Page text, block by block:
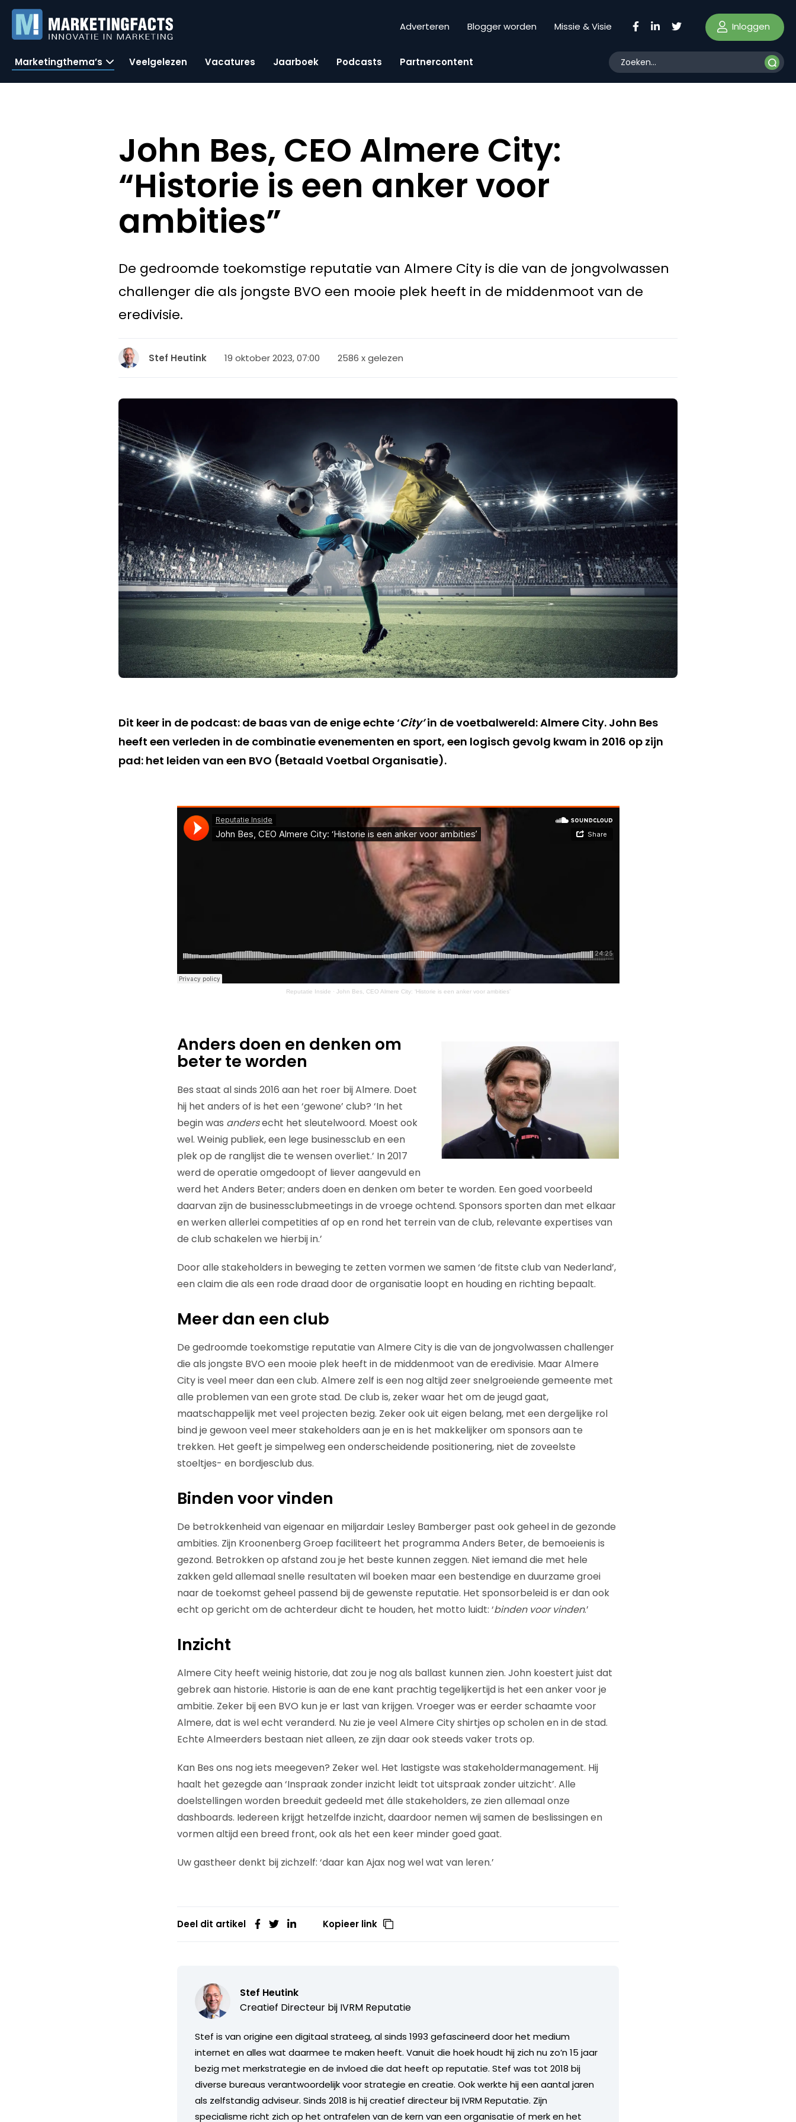
Adverteren Blogger worden Missie & Visie Inloggen
Marketingthema’s Veelgelezen Vacatures Jaarboek Podcasts Partnercontent
John Bes, CEO Almere City:
“Historie is een anker voor
ambities”
De gedroomde toekomstige reputatie van Almere City is die van de jongvolwassen
challenger die als jongste BVO een mooie plek heeft in de middenmoot van de
eredivisie.
Stef Heutink 19 oktober 2023, 07:00 2586 x gelezen
Dit keer in de podcast: de baas van de enige echte ‘City’in de voetbalwereld: Almere City. John Bes
heeft een verleden in de combinatie evenementen en sport, een logisch gevolg kwam in 2016 op zijn
pad: het leiden van een BVO (Betaald Voetbal Organisatie).
Reputatie Inside · John Bes, CEO Almere City: ‘Historie is een anker voor ambities’
Anders doen en denken om
beter te worden
Bes staat al sinds 2016 aan het roer bij Almere. Doet
hij het anders of is het een ‘gewone’ club? ‘In het
begin was andersecht het sleutelwoord. Moest ook
wel. Weinig publiek, een lege businessclub en een
plek op de ranglijst die te wensen overliet.’ In 2017
werd de operatie omgedoopt of liever aangevuld en
werd het Anders Beter; anders doen en denken om beter te worden. Een goed voorbeeld
daarvan zijn de businessclubmeetings in de vroege ochtend. Sponsors sporten dan met elkaar
en werken allerlei competities af op en rond het terrein van de club, relevante expertises van
de club schakelen we hierbij in.’
Door alle stakeholders in beweging te zetten vormen we samen ‘de fitste club van Nederland’,
een claim die als een rode draad door de organisatie loopt en houding en richting bepaalt.
Meer dan een club
De gedroomde toekomstige reputatie van Almere City is die van de jongvolwassen challenger
die als jongste BVO een mooie plek heeft in de middenmoot van de eredivisie. Maar Almere
City is veel meer dan een club. Almere zelf is een nog altijd zeer snelgroeiende gemeente met
alle problemen van een grote stad. De club is, zeker waar het om de jeugd gaat,
maatschappelijk met veel projecten bezig. Zeker ook uit eigen belang, met een dergelijke rol
bind je gewoon veel meer stakeholders aan je en is het makkelijker om sponsors aan te
trekken. Het geeft je simpelweg een onderscheidende positionering, niet de zoveelste
stoeltjes- en bordjesclub dus.
Binden voor vinden
De betrokkenheid van eigenaar en miljardair Lesley Bamberger past ook geheel in de gezonde
ambities. Zijn Kroonenberg Groep faciliteert het programma Anders Beter, de bemoeienis is
gezond. Betrokken op afstand zou je het beste kunnen zeggen. Niet iemand die met hele
zakken geld allemaal snelle resultaten wil boeken maar een bestendige en duurzame groei
naar de toekomst geheel passend bij de gewenste reputatie. Het sponsorbeleid is er dan ook
echt op gericht om de achterdeur dicht te houden, het motto luidt: ‘binden voor vinden.’
Inzicht
Almere City heeft weinig historie, dat zou je nog als ballast kunnen zien. John koestert juist dat
gebrek aan historie. Historie is aan de ene kant prachtig tegelijkertijd is het een anker voor je
ambitie. Zeker bij een BVO kun je er last van krijgen. Vroeger was er eerder schaamte voor
Almere, dat is wel echt veranderd. Nu zie je veel Almere City shirtjes op scholen en in de stad.
Echte Almeerders bestaan niet alleen, ze zijn daar ook steeds vaker trots op.
Kan Bes ons nog iets meegeven? Zeker wel. Het lastigste was stakeholdermanagement. Hij
haalt het gezegde aan ‘Inspraak zonder inzicht leidt tot uitspraak zonder uitzicht’. Alle
doelstellingen worden breeduit gedeeld met álle stakeholders, ze zien allemaal onze
dashboards. Iedereen krijgt hetzelfde inzicht, daardoor nemen wij samen de beslissingen en
vormen altijd een breed front, ook als het een keer minder goed gaat.
Uw gastheer denkt bij zichzelf: ‘daar kan Ajax nog wel wat van leren.’
Deel dit artikel Kopieer link
Stef Heutink
Creatief Directeur bij IVRM Reputatie
Stef is van origine een digitaal strateeg, al sinds 1993 gefascineerd door het medium
internet en alles wat daarmee te maken heeft. Vanuit die hoek houdt hij zich nu zo’n 15 jaar
bezig met merkstrategie en de invloed die dat heeft op reputatie. Stef was tot 2018 bij
diverse bureaus verantwoordelijk voor strategie en creatie. Ook werkte hij een aantal jaren
als zelfstandig adviseur. Sinds 2018 is hij creatief directeur bij IVRM Reputatie. Zijn
specialisme richt zich op het ontrafelen van de kern van een organisatie of merk en het